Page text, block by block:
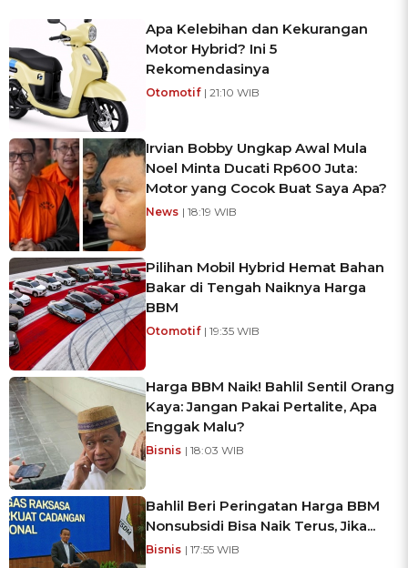
Apa Kelebihan dan Kekurangan
Motor Hybrid? Ini 5
Rekomendasinya
Otomotif | 21:10 WIB
Irvian Bobby Ungkap Awal Mula
Noel Minta Ducati Rp600 Juta:
Motor yang Cocok Buat Saya Apa?
News | 18:19 WIB
Pilihan Mobil Hybrid Hemat Bahan
Bakar di Tengah Naiknya Harga
BBM
Otomotif | 19:35 WIB
Harga BBM Naik! Bahlil Sentil Orang
Kaya: Jangan Pakai Pertalite, Apa
Enggak Malu?
Bisnis | 18:03 WIB
Bahlil Beri Peringatan Harga BBM
Nonsubsidi Bisa Naik Terus, Jika...
Bisnis | 17:55 WIB